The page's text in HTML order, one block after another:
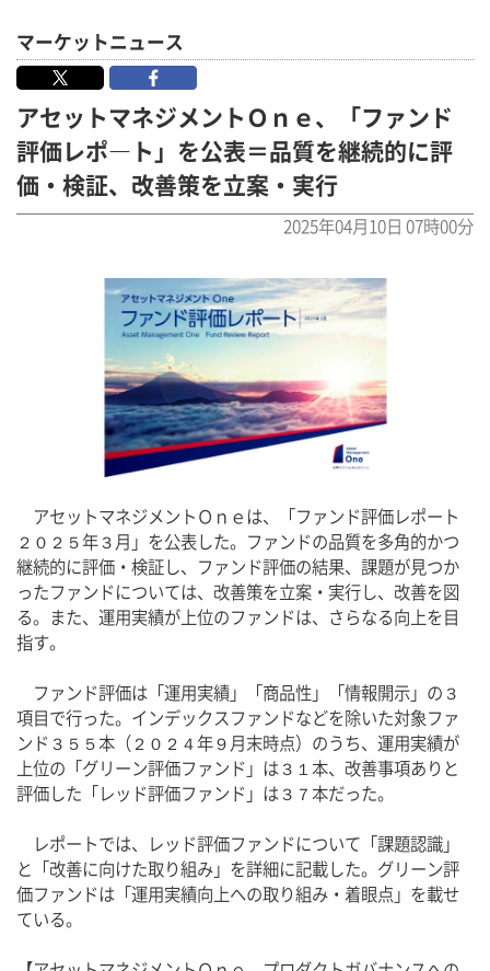
マーケットニュース
アセットマネジメントＯｎｅ、「ファンド
評価レポ―ト」を公表＝品質を継続的に評
価・検証、改善策を立案・実行
2025年04月10日 07時00分
アセットマネジメントＯｎｅは、「ファンド評価レポート
２０２５年３月」を公表した。ファンドの品質を多角的かつ
継続的に評価・検証し、ファンド評価の結果、課題が見つか
ったファンドについては、改善策を立案・実行し、改善を図
る。また、運用実績が上位のファンドは、さらなる向上を目
指す。
ファンド評価は「運用実績」「商品性」「情報開示」の３
項目で行った。インデックスファンドなどを除いた対象ファ
ンド３５５本（２０２４年９月末時点）のうち、運用実績が
上位の「グリーン評価ファンド」は３１本、改善事項ありと
評価した「レッド評価ファンド」は３７本だった。
レポートでは、レッド評価ファンドについて「課題認識」
と「改善に向けた取り組み」を詳細に記載した。グリーン評
価ファンドは「運用実績向上への取り組み・着眼点」を載せ
ている。